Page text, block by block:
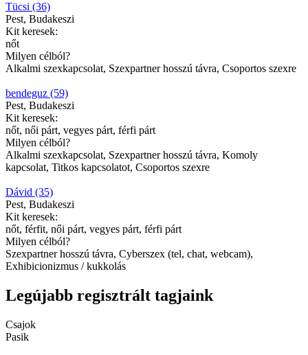
Tücsi (36)
Pest, Budakeszi
Kit keresek:
nőt
Milyen célból?
Alkalmi szexkapcsolat, Szexpartner hosszú távra, Csoportos szexre
bendeguz (59)
Pest, Budakeszi
Kit keresek:
nőt, női párt, vegyes párt, férfi párt
Milyen célból?
Alkalmi szexkapcsolat, Szexpartner hosszú távra, Komoly
kapcsolat, Titkos kapcsolatot, Csoportos szexre
Dávid (35)
Pest, Budakeszi
Kit keresek:
nőt, férfit, női párt, vegyes párt, férfi párt
Milyen célból?
Szexpartner hosszú távra, Cyberszex (tel, chat, webcam),
Exhibicionizmus / kukkolás
Legújabb regisztrált tagjaink
Csajok
Pasik